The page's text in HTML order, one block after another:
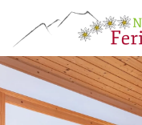
Zum